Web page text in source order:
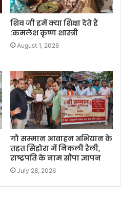
शिव जी हमें क्या शिक्षा देते हैं
:कमलेश कृष्ण शास्त्री
August 1, 2026
गौ सम्मान आवाहन अभियान के
तहत सिहोरा में निकली रैली,
राष्ट्रपति के नाम सौंपा ज्ञापन
July 28, 2026